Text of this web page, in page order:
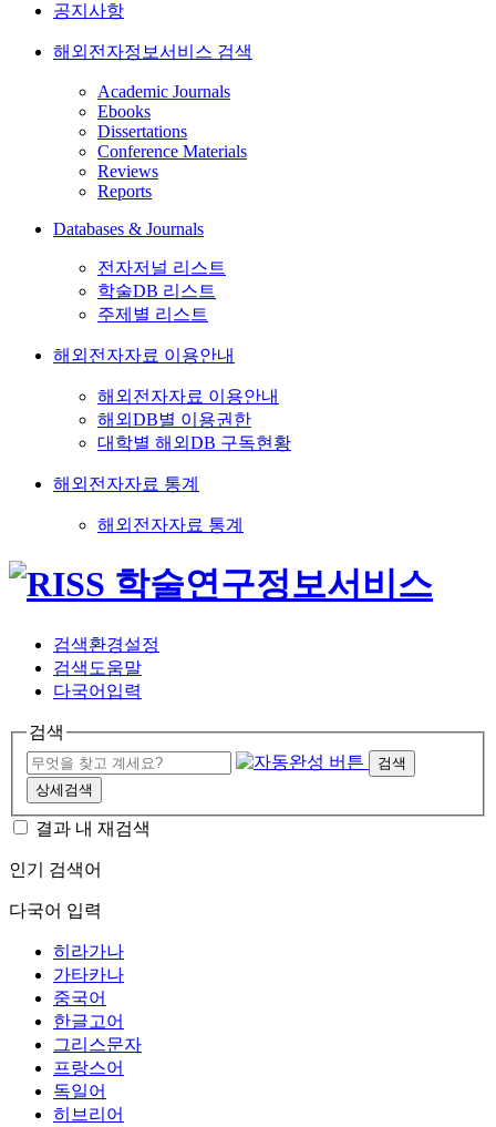
공지사항
해외전자정보서비스 검색
Academic Journals
Ebooks
Dissertations
Conference Materials
Reviews
Reports
Databases & Journals
전자저널 리스트
학술DB 리스트
주제별 리스트
해외전자자료 이용안내
해외전자자료 이용안내
해외DB별 이용권한
대학별 해외DB 구독현황
해외전자자료 통계
해외전자자료 통계
검색환경설정
검색도움말
다국어입력
검색
검색
상세검색
결과 내 재검색
인기 검색어
다국어 입력
히라가나
가타카나
중국어
한글고어
그리스문자
프랑스어
독일어
히브리어